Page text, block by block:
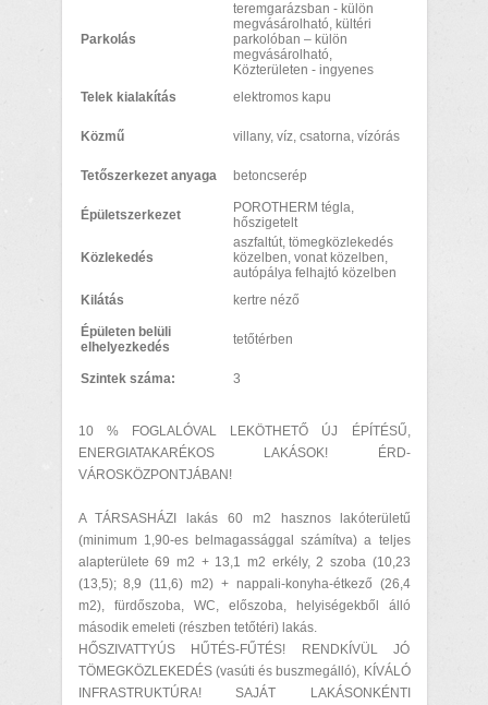
Parkolás
teremgarázsban - külön
megvásárolható, kültéri
parkolóban – külön
megvásárolható,
Közterületen - ingyenes
Telek kialakítás
elektromos kapu
Közmű villany, víz, csatorna, vízórás
Tetőszerkezet anyaga betoncserép
Épületszerkezet
POROTHERM tégla,
hőszigetelt
Közlekedés
aszfaltút, tömegközlekedés
közelben, vonat közelben,
autópálya felhajtó közelben
Kilátás
kertre néző
Épületen belüli
elhelyezkedés
tetőtérben
Szintek száma: 3
10 % FOGLALÓVAL LEKÖTHETŐ ÚJ ÉPÍTÉSŰ,
ENERGIATAKARÉKOS LAKÁSOK! ÉRD-
VÁROSKÖZPONTJÁBAN!
A TÁRSASHÁZI lakás 60 m2 hasznos lakóterületű
(minimum 1,90-es belmagassággal számítva) a teljes
alapterülete 69 m2 + 13,1 m2 erkély, 2 szoba (10,23
(13,5); 8,9 (11,6) m2) + nappali-konyha-étkező (26,4
m2), fürdőszoba, WC, előszoba, helyiségekből álló
második emeleti (részben tetőtéri) lakás.
HŐSZIVATTYÚS HŰTÉS-FŰTÉS! RENDKÍVÜL JÓ
TÖMEGKÖZLEKEDÉS (vasúti és buszmegálló), KÍVÁLÓ
INFRASTRUKTÚRA! SAJÁT LAKÁSONKÉNTI